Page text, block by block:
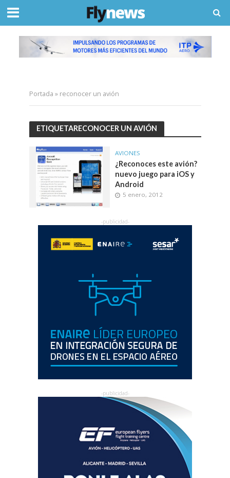
Portada » reconocer un avión
ETIQUETARECONOCER UN AVIÓN
AVIONES
¿Reconoces este avión?
nuevo juego para iOS y
Android
5 enero, 2012